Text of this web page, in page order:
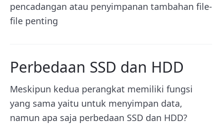
pencadangan atau penyimpanan tambahan file-
file penting
Perbedaan SSD dan HDD
Meskipun kedua perangkat memiliki fungsi
yang sama yaitu untuk menyimpan data,
namun apa saja perbedaan SSD dan HDD?